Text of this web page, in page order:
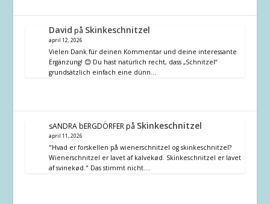
David på Skinkeschnitzel
april 12, 2026
Vielen Dank für deinen Kommentar und deine interessante
Ergänzung! 😊 Du hast natürlich recht, dass „Schnitzel“
grundsätzlich einfach eine dünn…
sANDRA bERGDÖRFERpå Skinkeschnitzel
april 11, 2026
"Hvad er forskellen på wienerschnitzel og skinkeschnitzel?
Wienerschnitzel er lavet af kalvekød. Skinkeschnitzel er lavet
af svinekød." Das stimmt nicht.…